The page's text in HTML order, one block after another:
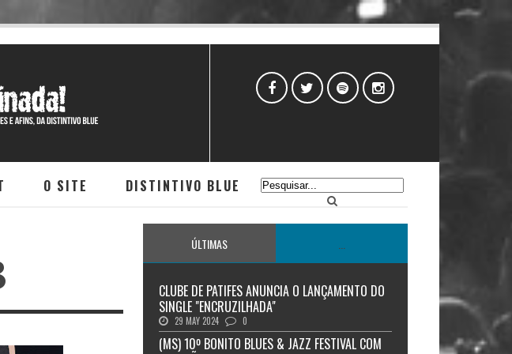
O SITE DISTINTIVO BLUE
ÚLTIMAS
CLUBE DE PATIFES ANUNCIA O LANÇAMENTO DO
SINGLE "ENCRUZILHADA"
29 MAY 2024 0
(MS) 10º BONITO BLUES & JAZZ FESTIVAL COM